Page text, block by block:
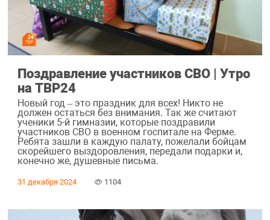
Поздравление участников СВО | Утро
на ТВР24
Новый год – это праздник для всех! Никто не
должен остаться без внимания. Так же считают
ученики 5-й гимназии, которые поздравили
участников СВО в военном госпитале на Ферме.
Ребята зашли в каждую палату, пожелали бойцам
скорейшего выздоровления, передали подарки и,
конечно же, душевные письма.
31 декабря 2024 1104